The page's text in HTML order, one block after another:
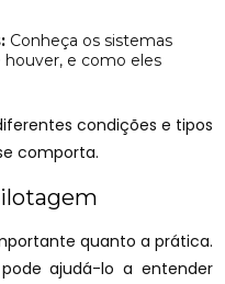
Conheça os sistemas
e como eles
condições e tipos
comporta.
quanto a prática.
ajudá-lo a entender